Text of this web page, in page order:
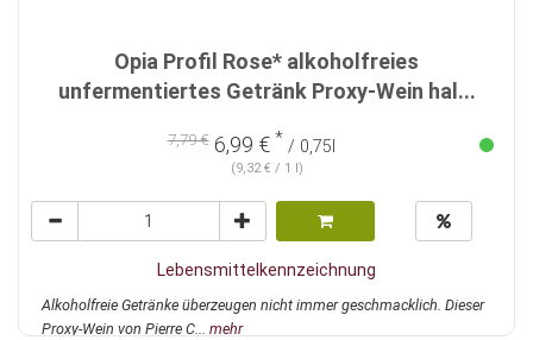
Opia Profil Rose* alkoholfreies
unfermentiertes Getränk Proxy-Wein hal...
7,79 €6,99 € * / 0,75l
(9,32 € / 1 l)
Lebensmittelkennzeichnung
Alkoholfreie Getränke überzeugen nicht immer geschmacklich. Dieser
Proxy-Wein von Pierre C... mehr